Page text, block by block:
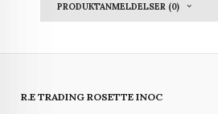
PRODUKTANMELDELSER (0)
R.E TRADING ROSETTE INOC